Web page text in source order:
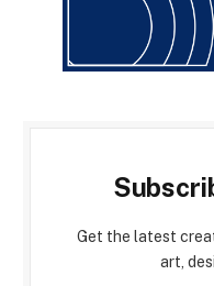
Get the latest
art,